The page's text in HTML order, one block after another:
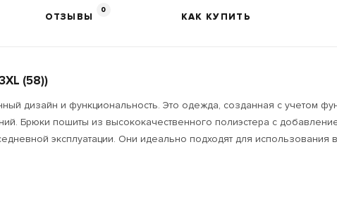
ОТЗЫВЫ
0
КАК КУПИТЬ
(58))
дизайн и функциональность. Это одежда, созданная с учетом
Брюки пошиты из высококачественного полиэстера с
эксплуатации. Они идеально подходят для использования в